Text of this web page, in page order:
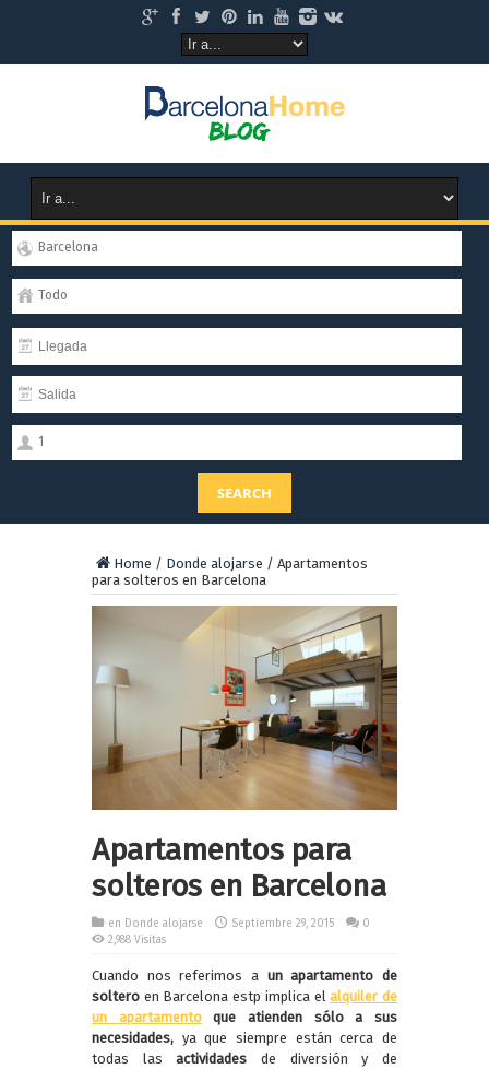
Barcelona
Todo
1
SEARCH
Home / Donde alojarse / Apartamentos
para solteros en Barcelona
Apartamentos para
solteros en Barcelona
en Donde alojarse Septiembre 29, 2015
0
2,988 Visitas
Cuando nos referimos a un apartamento de
soltero en Barcelona estp implica elalquiler de
un apartamento
que atienden sólo a sus
necesidades, ya que siempre están cerca de
todas lasactividadesde diversión y de